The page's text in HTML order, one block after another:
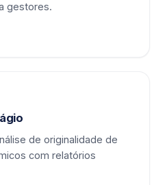
gestores.
de originalidade de
com relatórios